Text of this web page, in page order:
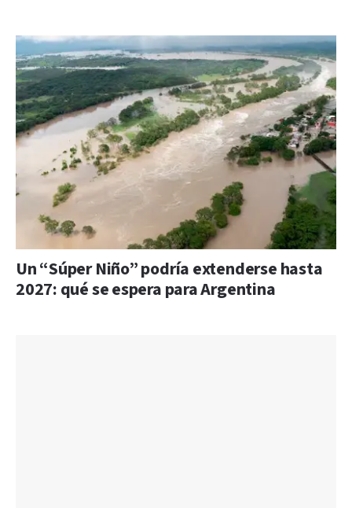
Un “Súper Niño” podría extenderse hasta
2027: qué se espera para Argentina